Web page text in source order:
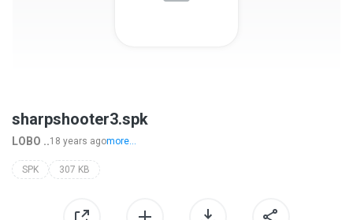
sharpshooter3.spk
LOBO ..18 years agomore...
SPK 307 KB